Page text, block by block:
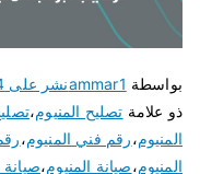
بواسطة ammar1نشر على 24
ذو علامة تصليح المنيوم،
المنيوم،رقم فني المنيوم،
المنيوم،صيانة المنيوم،صيانة